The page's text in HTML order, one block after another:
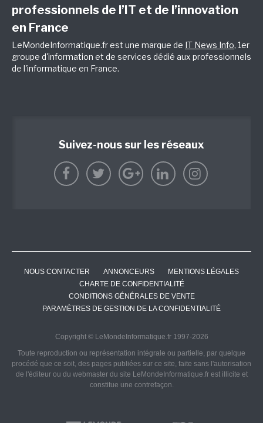
professionnels de l’IT et de l’innovation
en France
LeMondeInformatique.fr est une marque de IT News Info, 1er
groupe d'information et de services dédié aux professionnels
de l'informatique en France.
Suivez-nous sur les réseaux
NOUS CONTACTER ANNONCEURS
MENTIONS LÉGALES
CHARTE DE CONFIDENTIALITÉ
CONDITIONS GÉNÉRALES DE VENTE
PARAMÈTRES DE GESTION DE LA CONFIDENTIALITÉ
Copyright © LeMondeInformatique.fr 1997-2026
Toute reproduction ou représentation intégrale ou partielle, par quelque
procédé que ce soit, des pages publiées sur ce site, faite sans l'autorisation
de l'éditeur ou du webmaster du site LeMondeInformatique.fr est illicite et
constitue une contrefaçon.